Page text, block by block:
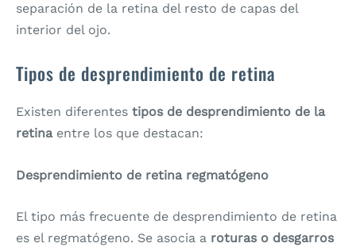
separación de la retina del resto de capas del
interior del ojo.
Tipos de desprendimiento de retina
Existen diferentes tipos de desprendimiento de la
retina entre los que destacan:
Desprendimiento de retina regmatógeno
El tipo más frecuente de desprendimiento de retina
es el regmatógeno. Se asocia a roturas o desgarros